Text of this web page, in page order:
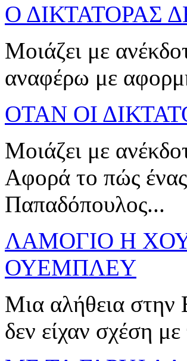
Ο ΔΙΚΤΑΤΟΡΑΣ
Μοιάζει με
αναφέρω με
ΟΤΑΝ ΟΙ
Μοιάζει με
Αφορά το πώς
Παπαδόπουλος...
ΛΑΜΟΓΙΟ Η
ΟΥΕΜΠΛΕΥ
Μια αλήθεια στην
δεν είχαν σχέση